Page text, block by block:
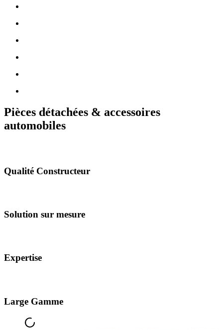
Pièces détachées & accessoires
automobiles
Qualité Constructeur
Solution sur mesure
Expertise
Large Gamme